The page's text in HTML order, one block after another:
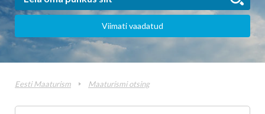
Viimati vaadatud
Eesti Maaturism Maaturismi otsing